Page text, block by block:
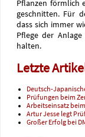
Pflanzen förmlich
geschnitten. Für
dass sich immer
Pflege der
halten.
Letzte
Deutsch-
Prüfungen beim
Arbeitseinsatz
Artur Jesse legt
Großer Erfolg bei